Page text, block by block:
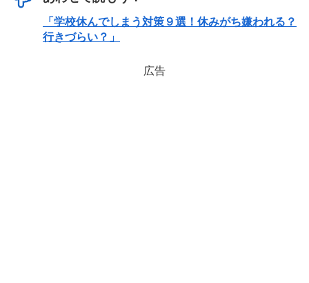
「学校休んでしまう対策９選！休みがち嫌われる？
行きづらい？」
広告